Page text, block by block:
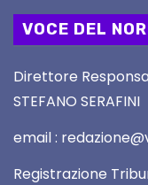
VOCE DEL
Direttore
STEFANO SERAFINI
email :
Registrazione